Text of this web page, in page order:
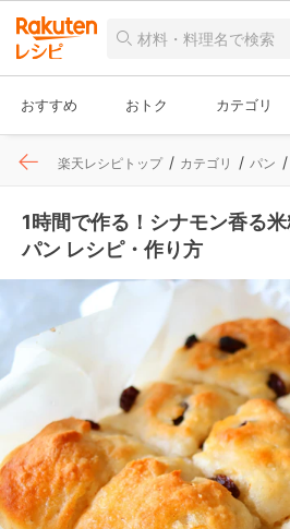
おすすめ おトク カテゴリ
楽天レシピトップ カテゴリ パン
1時間で作る！シナモン香る
パン レシピ・作り方